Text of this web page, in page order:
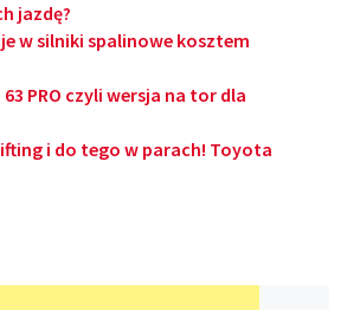
jazdę?
w silniki spalinowe kosztem
63 PRO czyli wersja na tor dla
i do tego w parach! Toyota